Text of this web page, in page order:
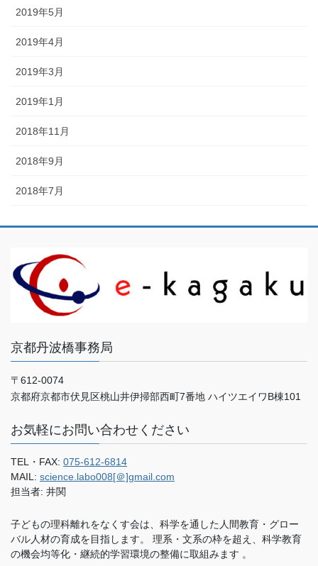
2019年5月
2019年4月
2019年3月
2019年1月
2018年11月
2018年9月
2018年7月
京都丹波橋事務局
〒612-0074
京都府京都市伏見区桃山井伊掃部西町7番地 ハイツエイワB棟101
お気軽にお問い合わせください
TEL・FAX: 075-612-6814
MAIL: science.labo008[＠]gmail.com
担当者: 井関
子どもの理科離れをなくす会は、科学を通した人間教育・グロー
バル人材の育成を目指します。 理系・文系の枠を超え、科学教育
の機会均等化・継続的学習環境の整備に取組みます 。